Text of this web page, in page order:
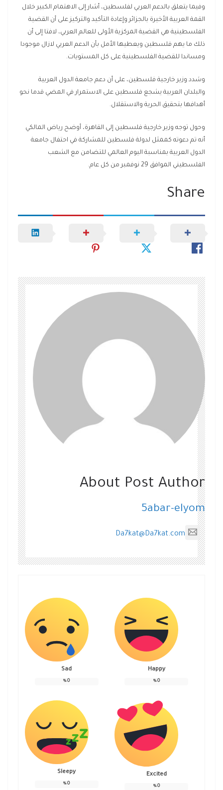
وفيما يتعلق بالدعم العربي لفلسطين، أشار إلى الاهتمام الكبير خلال
القمة العربية الأخيرة بالجزائر وإعادة التأكيد والتركيز على أن القضية
الفلسطينية هي القضية المركزية الأولى للعالم العربي، لافتا إلى أن
ذلك ما يهم فلسطين ويعطيها الأمل بأن الدعم العربي لازال موجودا
ومساندا للقضية الفلسطينية على كل المستويات.
وشدد وزير خارجية فلسطين، على أن دعم جامعة الدول العربية
والبلدان العربية يشجع فلسطين على الاستمرار في المضي قدما نحو
أهدافها بتحقيق الحرية والاستقلال.
وحول توجه وزير خارجية فلسطين إلى القاهرة، أوضح رياض المالكي
أنه تم دعوته كممثل لدولة فلسطين للمشاركة في احتفال جامعة
الدول العربية بمناسبة اليوم العالمي للتضامن مع الشعب
الفلسطيني الموافق 29 نوفمبر من كل عام.
Share
About Post Author
5abar-elyom
Da7kat@Da7kat.com
Happy
0
%
Sad
0
%
Excited
0
%
Sleepy
0
%